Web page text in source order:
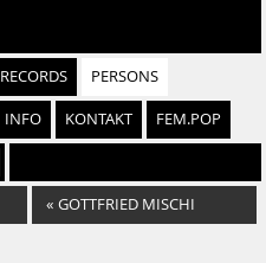
RECORDS PERSONS
INFO KONTAKT FEM.POP
« GOTTFRIED MISCHI